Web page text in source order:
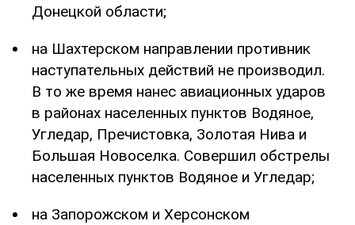
Донецкой области;
на Шахтерском направлении противник
наступательных действий не производил.
В то же время нанес авиационных ударов
в районах населенных пунктов Водяное,
Угледар, Пречистовка, Золотая Нива и
Большая Новоселка. Совершил обстрелы
населенных пунктов Водяное и Угледар;
на Запорожском и Херсонском